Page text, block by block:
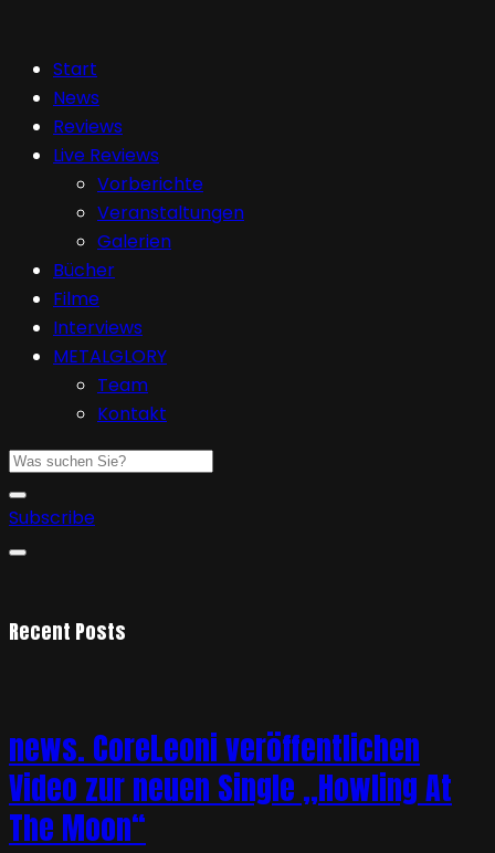
Start
News
Reviews
Live Reviews
Vorberichte
Veranstaltungen
Galerien
Bücher
Filme
Interviews
METALGLORY
Team
Kontakt
Subscribe
Recent Posts
news. CoreLeoni veröffentlichen
Video zur neuen Single „Howling At
The Moon“